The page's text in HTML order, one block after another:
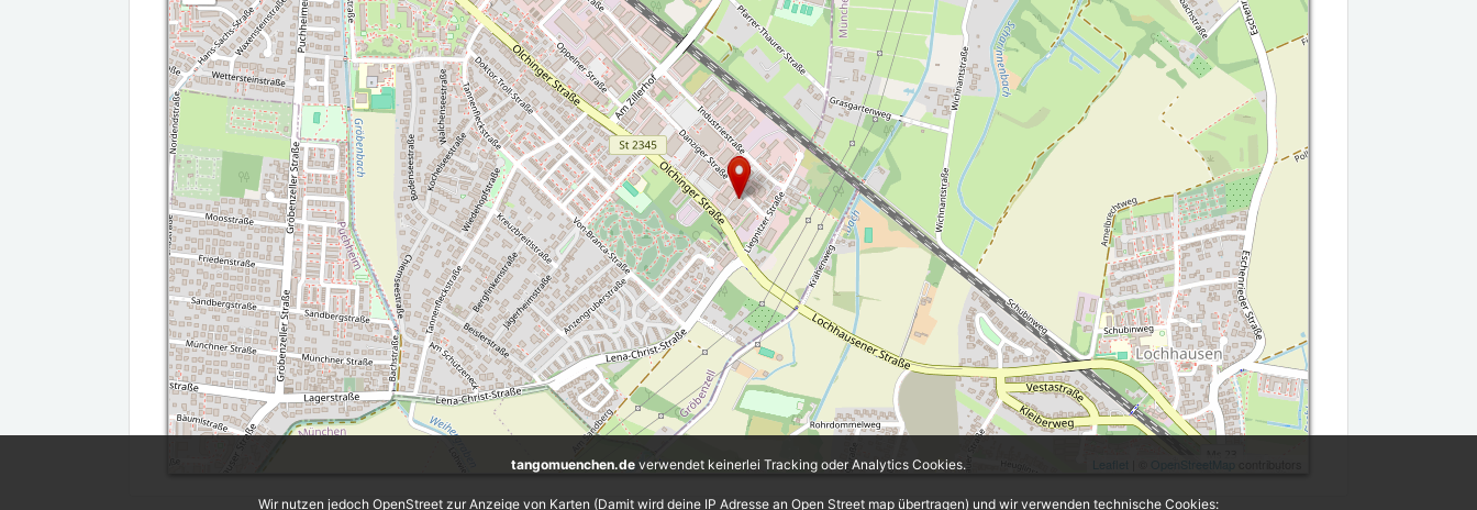
Leaflet OpenStreetMap
tangomuenchen.de verwendet keinerlei Tracking oder Analytics Cookies.
Wir nutzen jedoch OpenStreet zur Anzeige von Karten (Damit wird deine IP Adresse an Open Street map übertragen) und wir verwenden technische Cookies: